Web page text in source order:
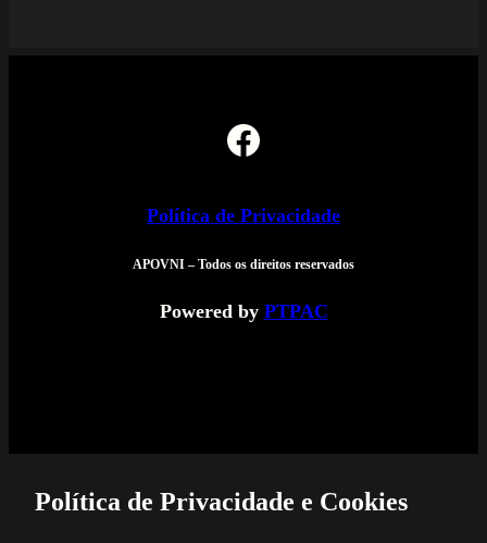
Facebook
Política de Privacidade
APOVNI – Todos os direitos reservados
Powered by PTPAC
Política de Privacidade e Cookies